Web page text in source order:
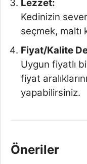
Lezzet:
Kedinizin
seçmek, maltı
Fiyat/Kalite
Uygun fiyatlı
fiyat
yapabilirsiniz.
Öneriler